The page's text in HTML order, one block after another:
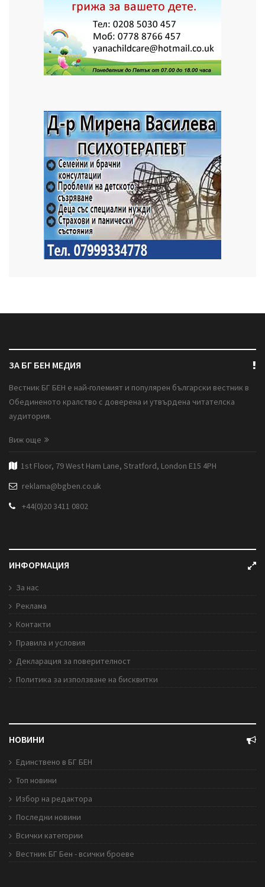
ЗА БГ БЕН МЕДИЯ
Вестник БГ БЕН е най-големият и популярен български вестник в
Обединеното кралство с доверена и утвърдена читателска
аудитория.
Виж още
1st Floor, 79 West Ham Lane, Stratford, London E15 4PH
reklama@bgben.co.uk
+44(0)20 3411 0802
ИНФОРМАЦИЯ
За нас
Реклама
Контакти
Правила и условия
Декларация за поверителност
Политика за използване на бисквитки
НОВИНИ
Единствено в БГ БЕН
Топ новини
Избор на редактора
Последни новини
Всички категории
Вестник БГ Бен - всички броеве